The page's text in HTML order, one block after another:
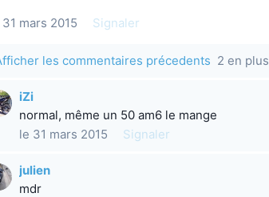
mars 2015 Signaler
les commentaires précedents 2 en plus
iZi
normal, même un 50 am6 le mange
le 31 mars 2015
Signaler
julien
mdr